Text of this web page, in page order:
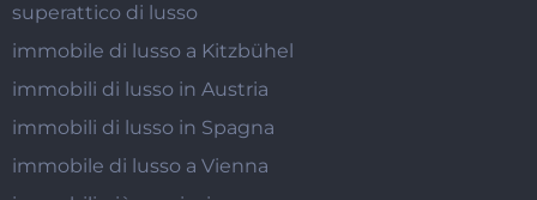
superattico di lusso
immobile di lusso a Kitzbühel
immobili di lusso in Austria
immobili di lusso in Spagna
immobile di lusso a Vienna